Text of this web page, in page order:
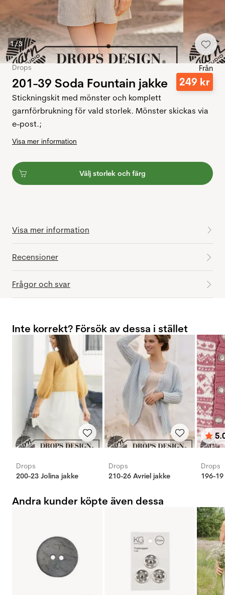
1/3
Drops
201-39 Soda Fountain jakke
Från
249 kr
Stickningskit med mönster och komplett
garnförbrukning för vald storlek. Mönster skickas via
e-post.;
Visa mer information
Välj storlek och färg
Visa mer information
Recensioner
Frågor och svar
Inte korrekt? Försök av dessa i stället
Drops
200-23 Jolina jakke
Drops
210-26 Avriel jakke
utav
Drops
196-
Andra kunder köpte även dessa